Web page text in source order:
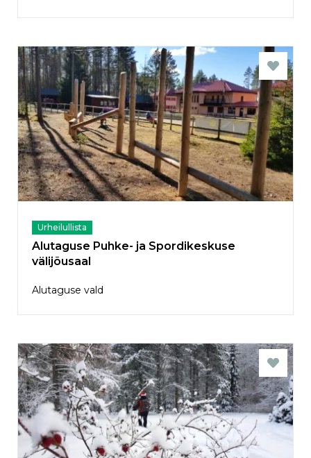
Urheilullista
Alutaguse Puhke- ja Spordikeskuse
välijõusaal
Alutaguse vald